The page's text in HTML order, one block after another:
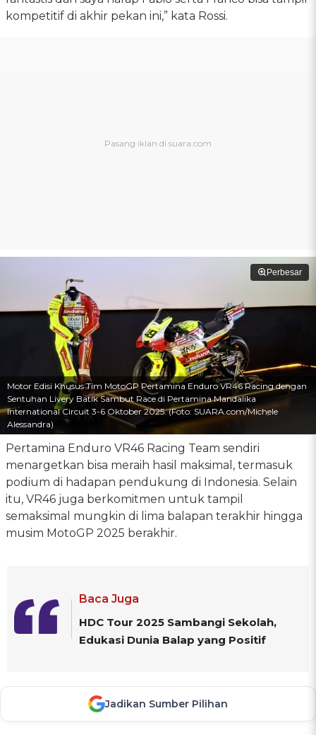
kompetitif di akhir pekan ini,” kata Rossi.
Perbesar
Motor Edisi Khusus Tim MotoGP Pertamina Enduro VR46 Racing dengan
Sentuhan Livery Batik Sambut Race di Pertamina Mandalika
International Circuit 3-6 Oktober 2025. (Foto: SUARA.com/Michele
Alessandra)
Pertamina Enduro VR46 Racing Team sendiri
menargetkan bisa meraih hasil maksimal, termasuk
podium di hadapan pendukung di Indonesia. Selain
itu, VR46 juga berkomitmen untuk tampil
semaksimal mungkin di lima balapan terakhir hingga
musim MotoGP 2025 berakhir.
Baca Juga
HDC Tour 2025 Sambangi Sekolah,
Edukasi Dunia Balap yang Positif
Jadikan Sumber Pilihan